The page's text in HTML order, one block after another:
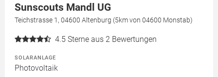
Sunscouts Mandl UG
Teichstrasse 1, 04600 Altenburg (5km von 04600 Monstab)
4.5 Sterne aus 2 Bewertungen
SOLARANLAGE
Photovoltaik